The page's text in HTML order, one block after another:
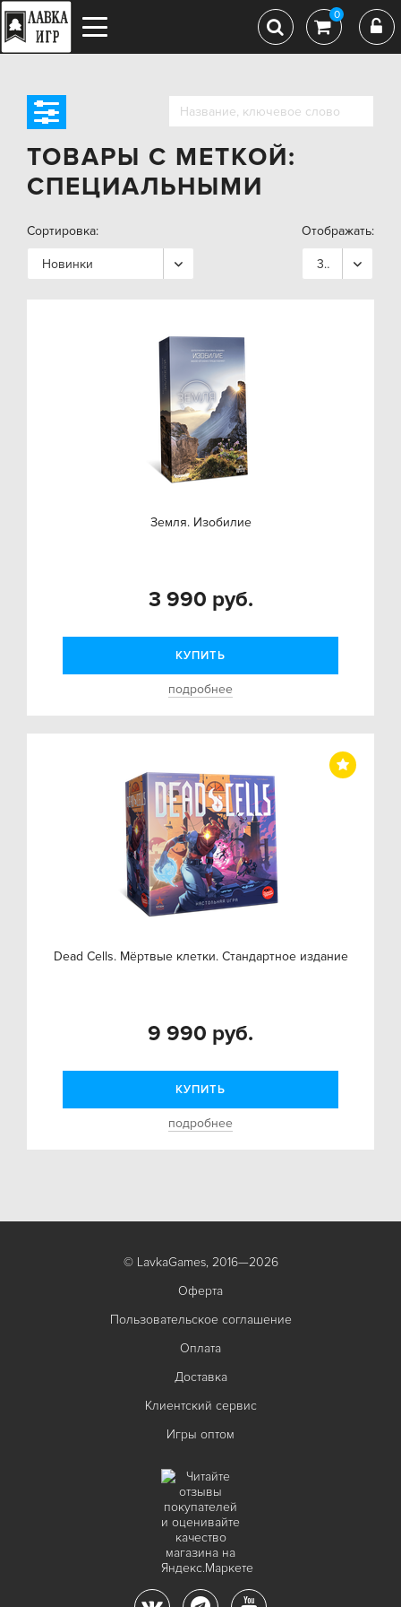
0
ТОВАРЫ С МЕТКОЙ:
СПЕЦИАЛЬНЫМИ
Сортировка:
Новинки
Отображать:
36
Земля. Изобилие
3 990 руб.
КУПИТЬ
подробнее
Dead Cells. Мёртвые клетки. Стандартное издание
9 990 руб.
КУПИТЬ
подробнее
© LavkaGames, 2016—2026
Оферта
Пользовательское соглашение
Оплата
Доставка
Клиентский сервис
Игры оптом